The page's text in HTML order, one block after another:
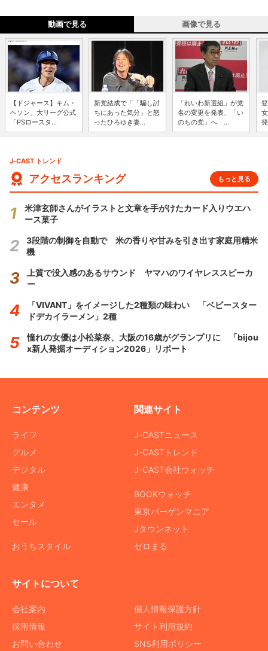
動画で見る 画像で見る
【ドジャース】キム・
ヘソン、大リーグ公式
「PSロースタ...
新党結成で「「騙し討
ちにあった気分」と怒
ったひろゆき妻...
「れいわ新選組」が党
名の変更を発表、「い
のちの党」へ ...
J-CAST トレンド
アクセスランキング もっと見る
米津玄師さんがイラストと文章を手がけたカード入りウエハ
ース菓子
3段階の制御を自動で 米の香りや甘みを引き出す家庭用精米
機
上質で没入感のあるサウンド ヤマハのワイヤレススピーカ
ー
「VIVANT」をイメージした2種類の味わい 「ベビースター
ドデカイラーメン」2種
憧れの女優は小松菜奈、大阪の16歳がグランプリに 「bijou
x新人発掘オーディション2026」リポート
コンテンツ
ライフ
グルメ
デジタル
健康
エンタメ
セール
おうちスタイル
関連サイト
J-CASTニュース
J-CASTトレンド
J-CAST会社ウォッチ
BOOKウォッチ
東京バーゲンマニア
Jタウンネット
ゼロまる
サイトについて
会社案内
採用情報
お問い合わせ
個人情報保護方針
サイト利用規約
SNS利用ポリシー